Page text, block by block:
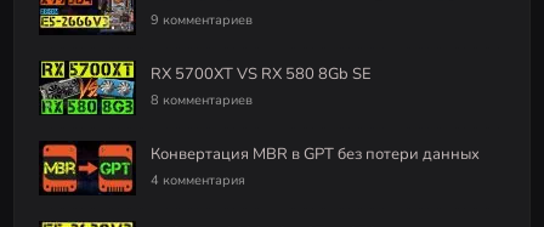
9 комментариев
RX 5700XT VS RX 580 8Gb SE
8 комментариев
Конвертация MBR в GPT без потери данных
4 комментария